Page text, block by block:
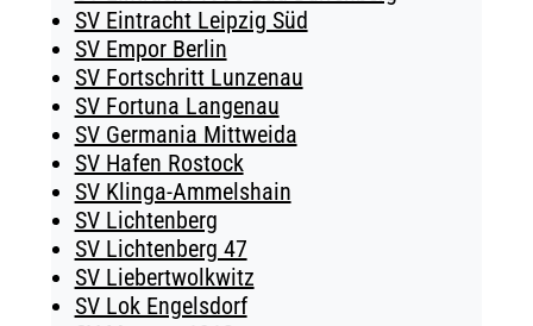
SV Eintracht Leipzig Süd
SV Empor Berlin
SV Fortschritt Lunzenau
SV Fortuna Langenau
SV Germania Mittweida
SV Hafen Rostock
SV Klinga-Ammelshain
SV Lichtenberg
SV Lichtenberg 47
SV Liebertwolkwitz
SV Lok Engelsdorf